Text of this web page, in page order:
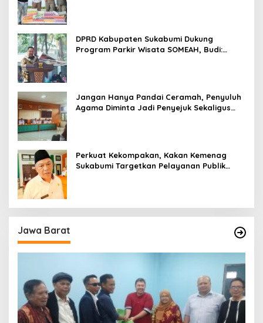
DPRD Kabupaten Sukabumi Dukung
Program Parkir Wisata SOMEAH, Budi:
Jangan Hanya Pandai Ceramah, Penyuluh
Agama Diminta Jadi Penyejuk Sekaligus
Perkuat Kekompakan, Kakan Kemenag
Sukabumi Targetkan Pelayanan Publik
Jawa Barat